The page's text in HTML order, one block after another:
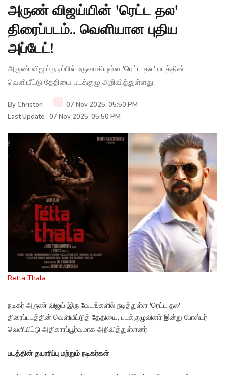
அருண் விஜய்யின் 'ரெட்ட தல'
திரைப்படம்.. வெளியான புதிய
அப்டேட்!
அருண் விஜய் நடிப்பில் உருவாகியுள்ள 'ரெட்ட தல' படத்தின்
வெளியீட்டு தேதியை படக்குழு அறிவித்துள்ளது.
ByChriston
07 Nov 2025, 05:50 PM
Last Update : 07 Nov 2025, 05:50 PM
Retta Thala
நடிகர் அருண் விஜய் இரு வேடங்களில் நடித்துள்ள 'ரெட்ட தல'
திரைப்படத்தின் வெளியீட்டுத் தேதியை, படக்குழுவினர் இன்று போஸ்டர்
வெளியிட்டு அதிகாரப்பூர்வமாக அறிவித்துள்ளனர்.
படத்தின் தயாரிப்பு மற்றும் நடிகர்கள்